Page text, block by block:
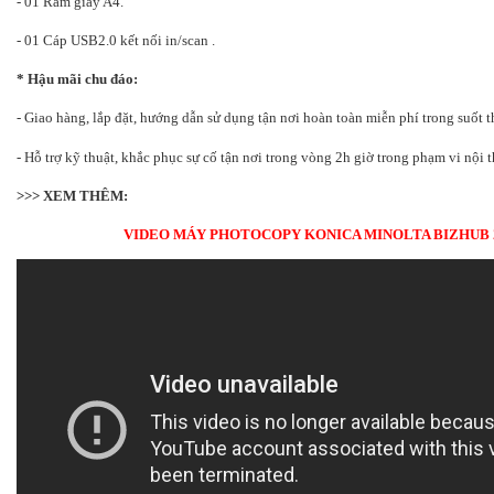
- 01 Cáp USB2.0 kết nối in/scan .
* Hậu mãi chu đáo:
- Giao hàng, lắp đặt, hướng dẫn sử dụng tận nơi hoàn toàn miễn phí trong suốt
- Hỗ trợ kỹ thuật, khắc phục sự cố tận nơi trong vòng 2h giờ trong phạm vi nội
>>> XEM THÊM:
VIDEO MÁY PHOTOCOPY KONICA MINOLTA BIZHUB